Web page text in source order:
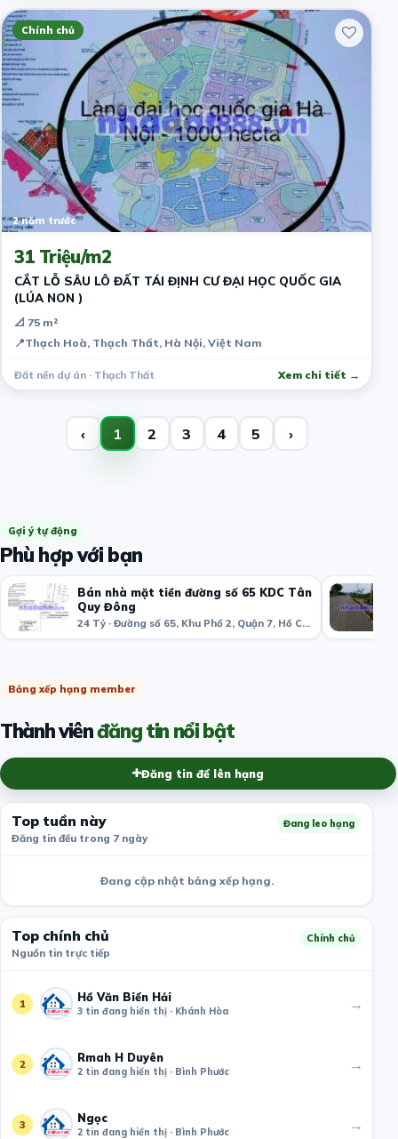
Chính chủ
2 năm trước
31 Triệu/m2
CẮT LỖ SÂU LÔ ĐẤT TÁI ĐỊNH CƯ ĐẠI HỌC QUỐC GIA
(LÚA NON )
📐 75 m²
📍Thạch Hoà, Thạch Thất, Hà Nội, Việt Nam
Đất nền dự án · Thạch Thất Xem chi tiết →
‹ 1 2 3 4 5 ›
Gợi ý tự động
Phù hợp với bạn
Bán nhà mặt tiền đường số 65 KDC Tân
Quy Đông
24 Tỷ · Đường số 65, Khu Phố 2, Quận 7, Hồ Chí Minh, Việt Nam
Bảng xếp hạng member
Thành viênđăng tin nổi bật
Đăng tin để lên hạng
Top tuần này
Đăng tin đều trong 7 ngày
Đang leo hạng
Đang cập nhật bảng xếp hạng.
Top chính chủ
Nguồn tin trực tiếp
Chính chủ
1 Hồ Văn Biển Hải
3 tin đang hiển thị · Khánh Hòa →
2 Rmah H Duyên
2 tin đang hiển thị · Bình Phước →
3 Ngọc
2 tin đang hiển thị · Bình Phước →